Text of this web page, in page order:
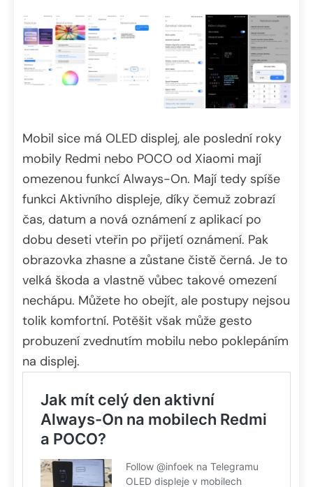
Mobil sice má OLED displej, ale poslední roky
mobily Redmi nebo POCO od Xiaomi mají
omezenou funkcí Always-On. Mají tedy spíše
funkci Aktivního displeje, díky čemuž zobrazí
čas, datum a nová oznámení z aplikací po
dobu deseti vteřin po přijetí oznámení. Pak
obrazovka zhasne a zůstane čistě černá. Je to
velká škoda a vlastně vůbec takové omezení
nechápu. Můžete ho obejít, ale postupy nejsou
tolik komfortní. Potěšit však může gesto
probuzení zvednutím mobilu nebo poklepáním
na displej.